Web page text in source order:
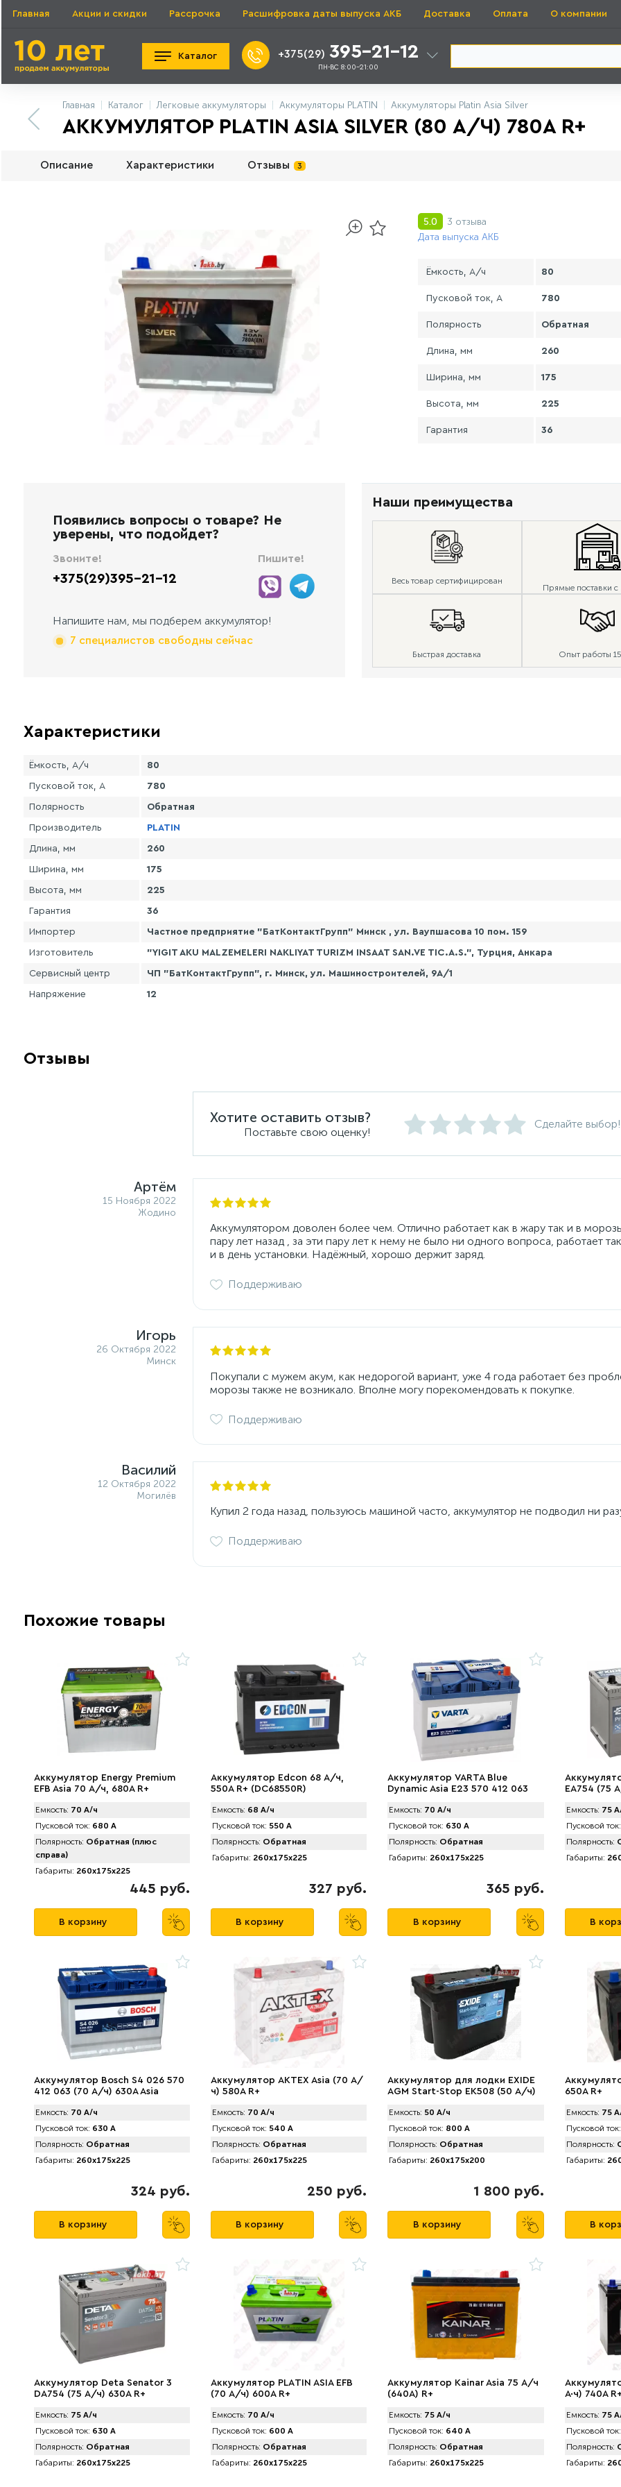
Главная Акции и скидки Рассрочка Расшифровка даты выпуска АКБ Доставка Оплата О компании
Каталог +375(29) 395-21-12
ПН-ВС 8:00-21:00
Главная Каталог Легковые аккумуляторы Аккумуляторы PLATIN Аккумуляторы Platin Asia Silver
АККУМУЛЯТОР PLАTIN ASIA SILVER (80 А/Ч) 780A R+
Описание Характеристики Отзывы 3
5.0
3 отзыва
Дата выпуска АКБ
Ёмкость, А/ч 80
Пусковой ток, А 780
Полярность Обратная
Длина, мм 260
Ширина, мм 175
Высота, мм 225
Гарантия 36
Появились вопросы о товаре? Не
уверены, что подойдет?
Звоните!
+375(29)395-21-12
Пишите!
Напишите нам, мы подберем аккумулятор!
7 специалистов свободны сейчас
Наши преимущества
Весь товар сертифицирован
Прямые поставки с
Быстрая доставка Опыт работы
Характеристики
Ёмкость, А/ч 80
Пусковой ток, А 780
Полярность Обратная
Производитель PLATIN
Длина, мм 260
Ширина, мм 175
Высота, мм 225
Гарантия 36
Импортер Частное предприятие "БатКонтактГрупп" Минск , ул. Ваупшасова 10 пом. 159
Изготовитель "YIGIT AKU MALZEMELERI NAKLIYAT TURIZM INSAAT SAN.VE TIC.A.S.", Турция, Анкара
Сервисный центр ЧП "БатКонтактГрупп", г. Минск, ул. Машиностроителей, 9А/1
Напряжение 12
Отзывы
Хотите оставить отзыв?
Поставьте свою оценку!
Сделайте выбор!
Артём
15 Ноября 2022
Жодино
Аккумулятором доволен более чем. Отлично работает как в жару так и в
пару лет назад , за эти пару лет к нему не было ни одного вопроса, работает
и в день установки. Надёжный, хорошо держит заряд.
Поддерживаю
Игорь
26 Октября 2022
Минск
Покупали с мужем акум, как недорогой вариант, уже 4 года работает без
морозы также не возникало. Вполне могу порекомендовать к покупке.
Поддерживаю
Василий
12 Октября 2022
Могилёв
Купил 2 года назад, пользуюсь машиной часто, аккумулятор не подводил ни
Поддерживаю
Похожие товары
Аккумулятор Energy Premium
EFB Asia 70 А/ч, 680A R+
Емкость: 70 А/ч
Пусковой ток: 680 А
Полярность: Обратная (плюс
справа)
Габариты: 260x175x225
445 руб.
В корзину
Аккумулятор Edcon 68 А/ч,
550A R+ (DC68550R)
Емкость: 68 А/ч
Пусковой ток: 550 А
Полярность: Обратная
Габариты: 260x175x225
327 руб.
В корзину
Аккумулятор VARTA Blue
Dynamic Asia E23 570 412 063
Емкость: 70 А/ч
Пусковой ток: 630 А
Полярность: Обратная
Габариты: 260x175x225
365 руб.
В корзину
EA754 (75
Емкость: 75
Пусковой ток:
Полярность:
Габариты:
В
Аккумулятор Bosch S4 026 570
412 063 (70 А/ч) 630A Asia
Емкость: 70 А/ч
Пусковой ток: 630 А
Полярность: Обратная
Габариты: 260x175x225
324 руб.
В корзину
Аккумулятор AKTEX Asia (70 А/
ч) 580A R+
Емкость: 70 А/ч
Пусковой ток: 540 А
Полярность: Обратная
Габариты: 260x175x225
250 руб.
В корзину
Аккумулятор для лодки EXIDE
AGM Start-Stop EK508 (50 А/ч)
Емкость: 50 А/ч
Пусковой ток: 800 А
Полярность: Обратная
Габариты: 260x175x200
1 800 руб.
В корзину
650A R+
Емкость: 75
Пусковой ток:
Полярность:
Габариты:
В
Аккумулятор Deta Senator 3
DA754 (75 А/ч) 630A R+
Емкость: 75 А/ч
Пусковой ток: 630 А
Полярность: Обратная
Габариты: 260x175x225
Аккумулятор PLАTIN ASIA EFB
(70 А/ч) 600A R+
Емкость: 70 А/ч
Пусковой ток: 600 А
Полярность: Обратная
Габариты: 260x175x225
Аккумулятор Kainar Asia 75 А/ч
(640A) R+
Емкость: 75 А/ч
Пусковой ток: 640 А
Полярность: Обратная
Габариты: 260x175x225
А·ч) 740A
Емкость: 75
Пусковой ток:
Полярность:
Габариты: